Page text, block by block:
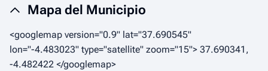
Mapa del Municipio
<googlemap version="0.9" lat="37.690545"
lon="-4.483023" type="satellite" zoom="15"> 37.690341,
-4.482422 </googlemap>